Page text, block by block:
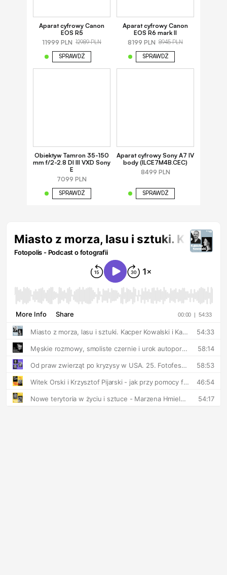
Aparat cyfrowy Canon
EOS R5
11999 PLN 12989 PLN
SPRAWDŹ
Aparat cyfrowy Canon
EOS R6 mark II
8199 PLN 8945 PLN
SPRAWDŹ
Obiektyw Tamron 35-150
mm f/2-2.8 DI III VXD Sony
E
7099 PLN
SPRAWDŹ
Aparat cyfrowy Sony A7 IV
body (ILCE7M4B.CEC)
8499 PLN
SPRAWDŹ